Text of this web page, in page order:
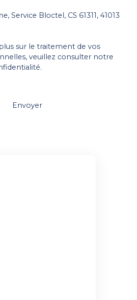
Service Bloctel, CS 61311, 41013
sur le traitement de vos
veuillez consulter notre
.
Envoyer